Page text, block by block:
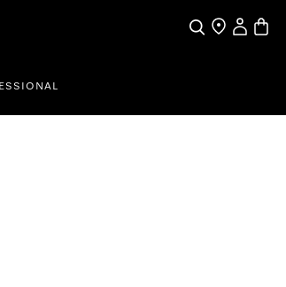
SucheHändler
Mein